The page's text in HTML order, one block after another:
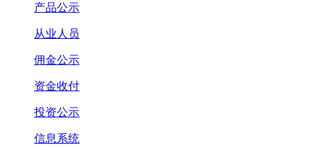
产品公示
从业人员
佣金公示
资金收付
投资公示
信息系统